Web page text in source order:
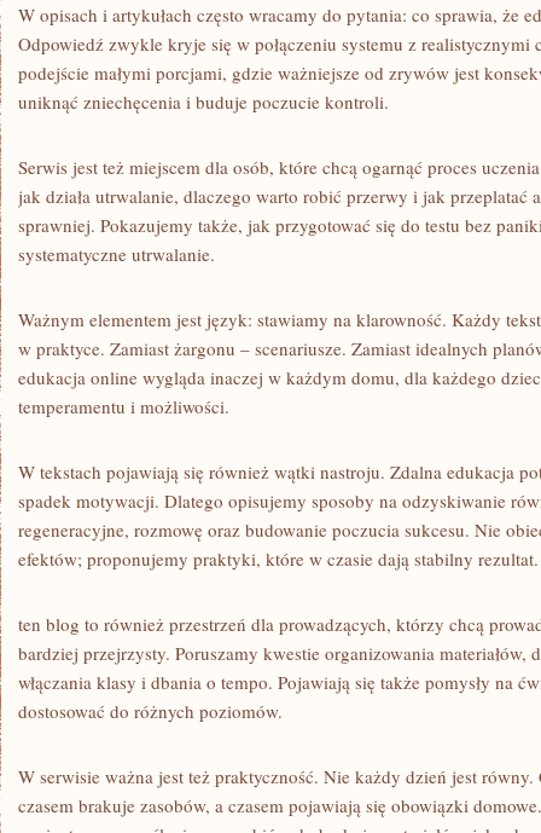
W opisach i artykułach często wracamy do pytania: co sprawia, że
Odpowiedź zwykle kryje się w połączeniu systemu z
podejście małymi porcjami, gdzie ważniejsze od zrywów jest
uniknąć zniechęcenia i buduje poczucie kontroli.
Serwis jest też miejscem dla osób, które chcą ogarnąć proces
jak działa utrwalanie, dlaczego warto robić przerwy i jak przeplatać
sprawniej. Pokazujemy także, jak przygotować się do testu bez
systematyczne utrwalanie.
Ważnym elementem jest język: stawiamy na klarowność. Każdy
w praktyce. Zamiast żargonu – scenariusze. Zamiast idealnych
edukacja online wygląda inaczej w każdym domu, dla każdego
temperamentu i możliwości.
W tekstach pojawiają się również wątki nastroju. Zdalna edukacja
spadek motywacji. Dlatego opisujemy sposoby na odzyskiwanie
regeneracyjne, rozmowę oraz budowanie poczucia sukcesu. Nie
efektów; proponujemy praktyki, które w czasie dają stabilny rezultat.
ten blog to również przestrzeń dla prowadzących, którzy chcą
bardziej przejrzysty. Poruszamy kwestie organizowania materiałów,
włączania klasy i dbania o tempo. Pojawiają się także pomysły na
dostosować do różnych poziomów.
W serwisie ważna jest też praktyczność. Nie każdy dzień jest równy.
czasem brakuje zasobów, a czasem pojawiają się obowiązki